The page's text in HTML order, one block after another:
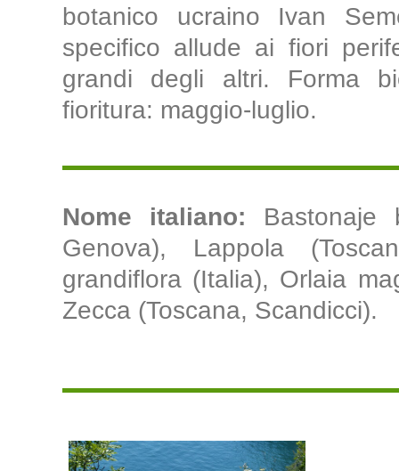
botanico ucraino Ivan
specifico allude ai fiori
grandi degli altri. Forma
fioritura: maggio-luglio.
Nome italiano: Bastonaje
Genova), Lappola
grandiflora (Italia), Orlaia
Zecca (Toscana, Scandicci).